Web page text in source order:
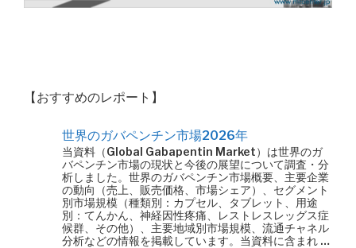
【おすすめのレポート】
世界のガバペンチン市場2026年
当資料（Global Gabapentin Market）は世界のガ
バペンチン市場の現状と今後の展望について調査・分
析しました。世界のガバペンチン市場概要、主要企業
の動向（売上、販売価格、市場シェア）、セグメント
別市場規模（種類別：カプセル、タブレット、用途
別：てんかん、神経因性疼痛、レストレスレッグス症
候群、その他）、主要地域別市場規模、流通チャネル
分析などの情報を掲載しています。当資料に含まれ …